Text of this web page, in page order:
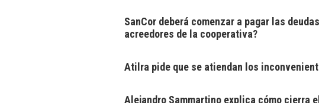
SanCor deberá comenzar a pagar las
acreedores de la cooperativa?
Atilra pide que se atiendan los
Alejandro Sammartino explica cómo cierra